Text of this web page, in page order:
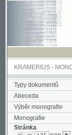
KRAMERIUS-
Typy dokumentů
Abeceda
Výběr monografie
Monografie
Stránka
/628